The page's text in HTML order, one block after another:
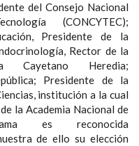
del Consejo Nacional
(CONCYTEC);
Presidente de la
Rector de la
Cayetano Heredia;
Presidente de la
institución a la cual
la Academia Nacional de
es reconocida
de ello su elección